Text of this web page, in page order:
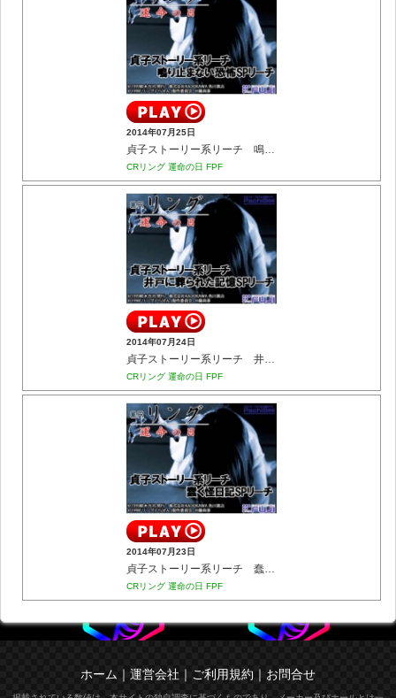
2014年07月25日
貞子ストーリー系リーチ 鳴り止まない恐怖SPリーチ
CRリング 運命の日 FPF
2014年07月24日
貞子ストーリー系リーチ 井戸に葬られた記憶SPリーチ
CRリング 運命の日 FPF
2014年07月23日
貞子ストーリー系リーチ 蠢く怪日記SPリーチ
CRリング 運命の日 FPF
ホーム ｜ 運営会社 ｜ ご利用規約 ｜ お問合せ